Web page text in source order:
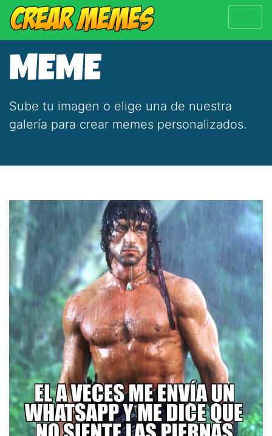
MEME
Sube tu imagen o elige una de nuestra
galería para crear memes personalizados.